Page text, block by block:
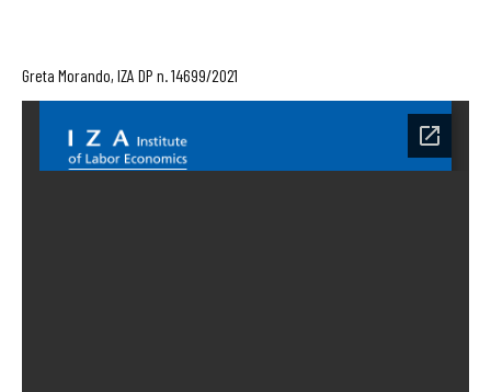
Greta Morando, IZA DP n. 14699/2021